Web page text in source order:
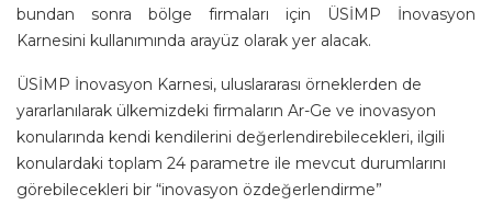
bundan sonra bölge firmaları için ÜSİMP İnovasyon
Karnesini kullanımında arayüz olarak yer alacak.
ÜSİMP İnovasyon Karnesi, uluslararası örneklerden de
yararlanılarak ülkemizdeki firmaların Ar-Ge ve inovasyon
konularında kendi kendilerini değerlendirebilecekleri, ilgili
konulardaki toplam 24 parametre ile mevcut durumlarını
görebilecekleri bir “inovasyon özdeğerlendirme”